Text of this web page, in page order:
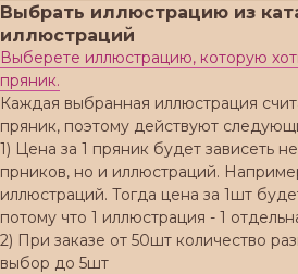
Выбрать иллюстрацию из
иллюстраций
Выберете иллюстрацию, которую
пряник.
Каждая выбранная иллюстрация
пряник, поэтому действуют
1) Цена за 1 пряник будет зависеть
прников, но и иллюстраций.
иллюстраций. Тогда цена за 1шт
потому что 1 иллюстрация - 1
2) При заказе от 50шт количество
выбор до 5шт